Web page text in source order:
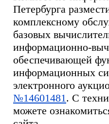
Петербурга
комплексному
базовых
информационно-
обеспечивающей
информационных
электронного
№14601481. С
можете